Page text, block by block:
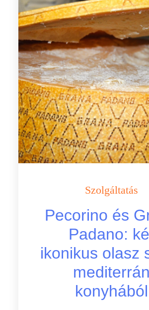
Szolgáltatás
Pecorino és
Padano:
ikonikus olasz
mediterrán
konyhából